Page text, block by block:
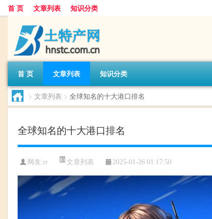
首 页 文章列表 知识分类
首 页 文章列表 知识分类
> 文章列表 > 全球知名的十大港口排名
全球知名的十大港口排名
网友:rr 文章列表 2025-01-26 01:17:50